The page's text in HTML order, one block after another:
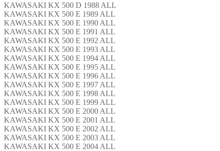
KAWASAKI KX 500 D 1988 ALL
KAWASAKI KX 500 E 1989 ALL
KAWASAKI KX 500 E 1990 ALL
KAWASAKI KX 500 E 1991 ALL
KAWASAKI KX 500 E 1992 ALL
KAWASAKI KX 500 E 1993 ALL
KAWASAKI KX 500 E 1994 ALL
KAWASAKI KX 500 E 1995 ALL
KAWASAKI KX 500 E 1996 ALL
KAWASAKI KX 500 E 1997 ALL
KAWASAKI KX 500 E 1998 ALL
KAWASAKI KX 500 E 1999 ALL
KAWASAKI KX 500 E 2000 ALL
KAWASAKI KX 500 E 2001 ALL
KAWASAKI KX 500 E 2002 ALL
KAWASAKI KX 500 E 2003 ALL
KAWASAKI KX 500 E 2004 ALL